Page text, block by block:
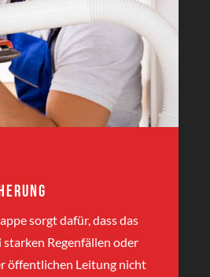
sorgt dafür, dass das
starken Regenfällen oder
öffentlichen Leitung nicht